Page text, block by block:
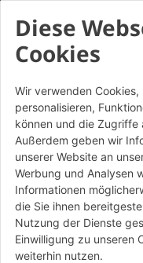
Diese
Cookies
Wir verwenden
personalisieren,
können und die Zugriffe
Außerdem geben wir
unserer Website an
Werbung und Analysen
Informationen
die Sie ihnen
Nutzung der Dienste
Einwilligung zu unseren
weiterhin nutzen.
Blocchi da
20x25x25 -
STAMPA